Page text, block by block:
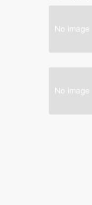
ー
シ
ョ
ン